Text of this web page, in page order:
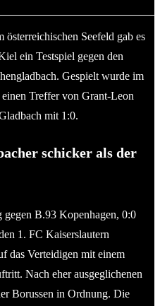
Seefeld gab es
ein Testspiel gegen den
Gespielt wurde im
Treffer von Grant-Leon
mit 1:0.
schicker als der
gegen B.93 Kopenhagen, 0:0
1. FC Kaiserslautern
das Verteidigen mit einem
Nach eher ausgeglichenen
Borussen in Ordnung. Die